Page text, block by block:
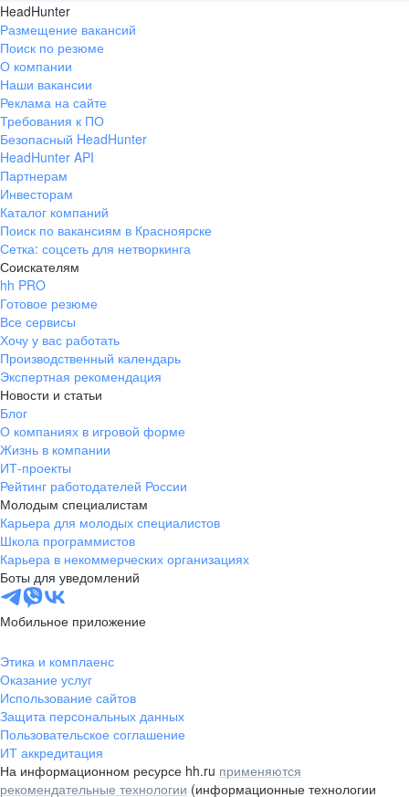
HeadHunter
Размещение вакансий
Поиск по резюме
О компании
Наши вакансии
Реклама на сайте
Требования к ПО
Безопасный HeadHunter
HeadHunter API
Партнерам
Инвесторам
Каталог компаний
Поиск по вакансиям в Красноярске
Сетка: соцсеть для нетворкинга
Соискателям
hh PRO
Готовое резюме
Все сервисы
Хочу у вас работать
Производственный календарь
Экспертная рекомендация
Новости и статьи
Блог
О компаниях в игровой форме
Жизнь в компании
ИТ-проекты
Рейтинг работодателей России
Молодым специалистам
Карьера для молодых специалистов
Школа программистов
Карьера в некоммерческих организациях
Боты для уведомлений
Мобильное приложение
Этика и комплаенс
Оказание услуг
Использование сайтов
Защита персональных данных
Пользовательское соглашение
ИТ аккредитация
На информационном ресурсе hh.ru применяются
рекомендательные технологии (информационные технологии